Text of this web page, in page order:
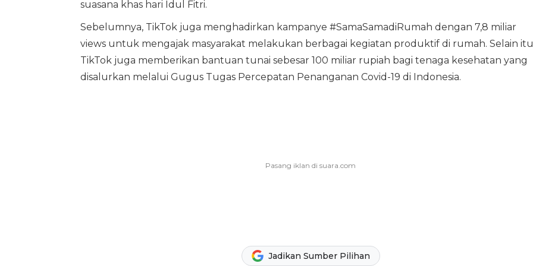
suasana khas hari Idul Fitri.
Sebelumnya, TikTok juga menghadirkan kampanye #SamaSamadiRumah dengan 7,8 miliar
views untuk mengajak masyarakat melakukan berbagai kegiatan produktif di rumah. Selain itu
TikTok juga memberikan bantuan tunai sebesar 100 miliar rupiah bagi tenaga kesehatan yang
disalurkan melalui Gugus Tugas Percepatan Penanganan Covid-19 di Indonesia.
Jadikan Sumber Pilihan